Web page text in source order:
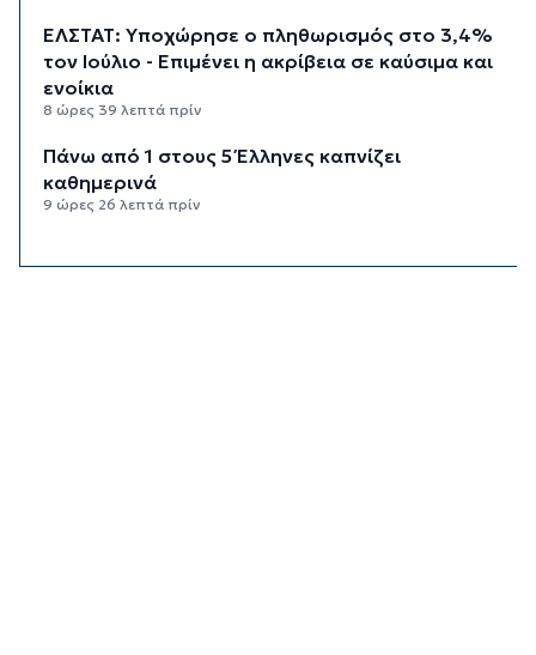
ΕΛΣΤΑΤ: Υποχώρησε ο πληθωρισμός στο 3,4%
τον Ιούλιο - Επιμένει η ακρίβεια σε καύσιμα και
ενοίκια
8 ώρες 39 λεπτά πρίν
Πάνω από 1 στους 5 Έλληνες καπνίζει
καθημερινά
9 ώρες 26 λεπτά πρίν